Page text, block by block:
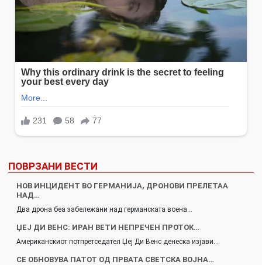
ПОВРЗАНИ ВЕСТИ
НОВ ИНЦИДЕНТ ВО ГЕРМАНИЈА, ДРОНОВИ ПРЕЛЕТАА
НАД…
Два дрона беа забележани над германската воена…
ЏЕЈ ДИ ВЕНС: ИРАН ВЕТИ НЕПРЕЧЕН ПРОТОК…
Американскиот потпретседател Џеј Ди Венс денеска изјави…
СЕ ОБНОВУВА ПАТОТ ОД ПРВАТА СВЕТСКА ВОЈНА…